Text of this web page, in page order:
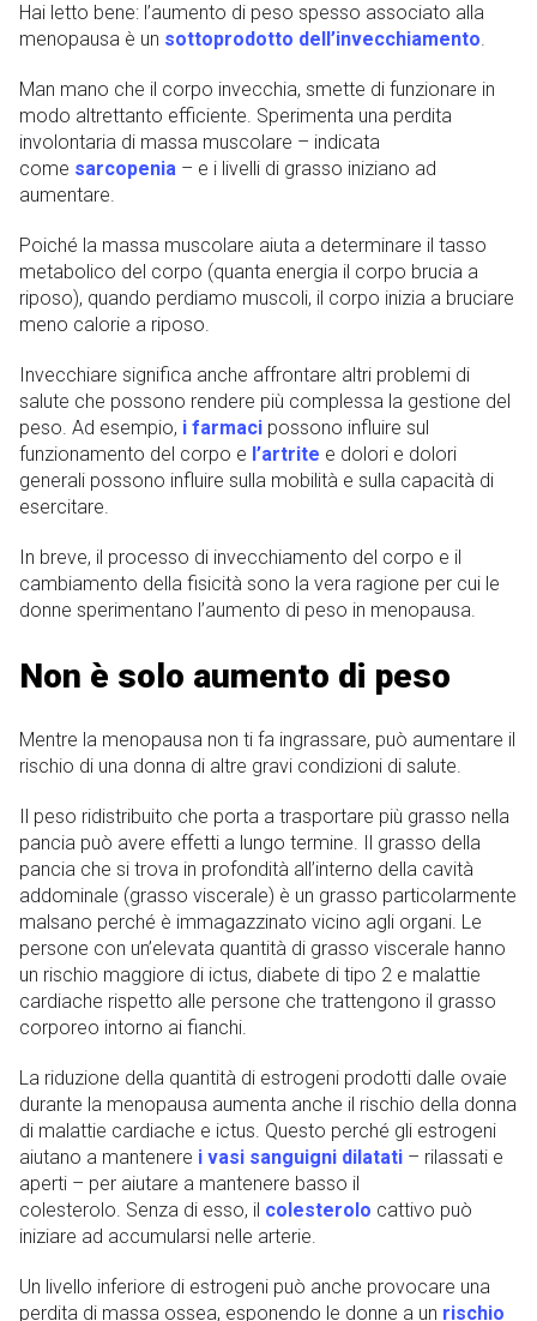
Hai letto bene: l’aumento di peso spesso associato alla
menopausa è un sottoprodotto dell’invecchiamento.
Man mano che il corpo invecchia, smette di funzionare in
modo altrettanto efficiente. Sperimenta una perdita
involontaria di massa muscolare – indicata
come sarcopenia – e i livelli di grasso iniziano ad
aumentare.
Poiché la massa muscolare aiuta a determinare il tasso
metabolico del corpo (quanta energia il corpo brucia a
riposo), quando perdiamo muscoli, il corpo inizia a bruciare
meno calorie a riposo.
Invecchiare significa anche affrontare altri problemi di
salute che possono rendere più complessa la gestione del
peso. Ad esempio, i farmaci possono influire sul
funzionamento del corpo e l’artrite e dolori e dolori
generali possono influire sulla mobilità e sulla capacità di
esercitare.
In breve, il processo di invecchiamento del corpo e il
cambiamento della fisicità sono la vera ragione per cui le
donne sperimentano l’aumento di peso in menopausa.
Non è solo aumento di peso
Mentre la menopausa non ti fa ingrassare, può aumentare il
rischio di una donna di altre gravi condizioni di salute.
Il peso ridistribuito che porta a trasportare più grasso nella
pancia può avere effetti a lungo termine. Il grasso della
pancia che si trova in profondità all’interno della cavità
addominale (grasso viscerale) è un grasso particolarmente
malsano perché è immagazzinato vicino agli organi. Le
persone con un’elevata quantità di grasso viscerale hanno
un rischio maggiore di ictus, diabete di tipo 2 e malattie
cardiache rispetto alle persone che trattengono il grasso
corporeo intorno ai fianchi.
La riduzione della quantità di estrogeni prodotti dalle ovaie
durante la menopausa aumenta anche il rischio della donna
di malattie cardiache e ictus. Questo perché gli estrogeni
aiutano a mantenere i vasi sanguigni dilatati – rilassati e
aperti – per aiutare a mantenere basso il
colesterolo. Senza di esso, il colesterolo cattivo può
iniziare ad accumularsi nelle arterie.
Un livello inferiore di estrogeni può anche provocare una
perdita di massa ossea, esponendo le donne a un rischio